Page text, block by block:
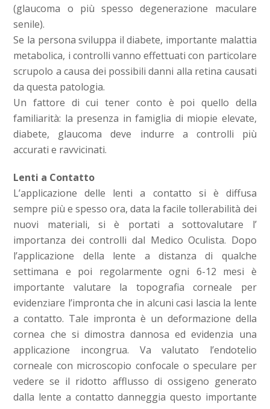
(glaucoma o più spesso degenerazione maculare
senile).
Se la persona sviluppa il diabete, importante malattia
metabolica, i controlli vanno effettuati con particolare
scrupolo a causa dei possibili danni alla retina causati
da questa patologia.
Un fattore di cui tener conto è poi quello della
familiarità: la presenza in famiglia di miopie elevate,
diabete, glaucoma deve indurre a controlli più
accurati e ravvicinati.
Lenti a Contatto
L’applicazione delle lenti a contatto si è diffusa
sempre più e spesso ora, data la facile tollerabilità dei
nuovi materiali, si è portati a sottovalutare l’
importanza dei controlli dal Medico Oculista. Dopo
l’applicazione della lente a distanza di qualche
settimana e poi regolarmente ogni 6-12 mesi è
importante valutare la topografia corneale per
evidenziare l’impronta che in alcuni casi lascia la lente
a contatto. Tale impronta è un deformazione della
cornea che si dimostra dannosa ed evidenzia una
applicazione incongrua. Va valutato l’endotelio
corneale con microscopio confocale o speculare per
vedere se il ridotto afflusso di ossigeno generato
dalla lente a contatto danneggia questo importante